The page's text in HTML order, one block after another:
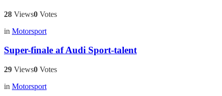
28 Views0 Votes
in Motorsport
Super-finale af Audi Sport-talent
29 Views0 Votes
in Motorsport